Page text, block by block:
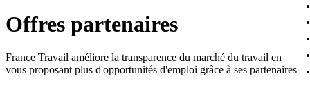
Offres partenaires
France Travail améliore la transparence du marché du travail en
vous proposant plus d'opportunités d'emploi grâce à ses partenaires